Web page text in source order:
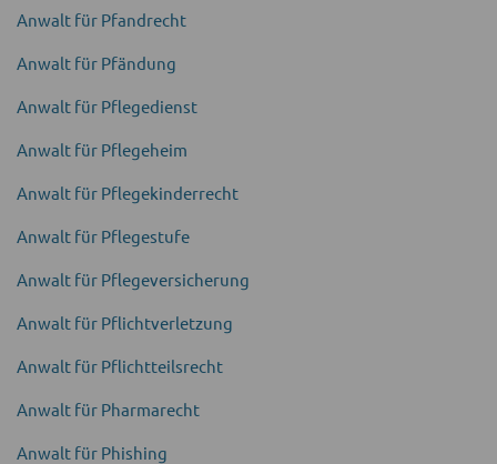
Anwalt für Pfandrecht
Anwalt für Pfändung
Anwalt für Pflege­dienst
Anwalt für Pflege­heim
Anwalt für Pflegekinder­recht
Anwalt für Pflegestufe
Anwalt für Pflegever­sicherung
Anwalt für Pflicht­verletzung
Anwalt für Pflichtteilsrecht
Anwalt für Pharma­recht
Anwalt für Phishing